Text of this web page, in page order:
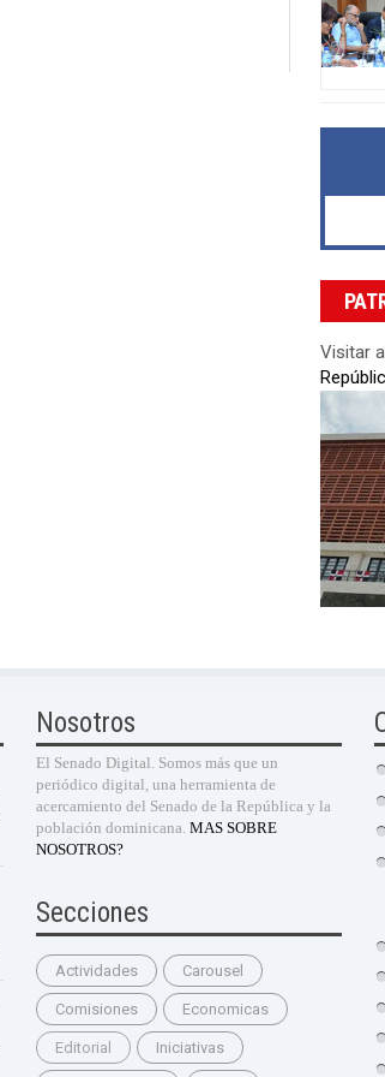
Visitar
Nosotros
El Senado Digital. Somos más que un
periódico digital, una herramienta de
acercamiento del Senado de la República y la
población dominicana.MAS SOBRE
NOSOTROS?
Secciones
Actividades Carousel
Comisiones Economicas
Editorial Iniciativas